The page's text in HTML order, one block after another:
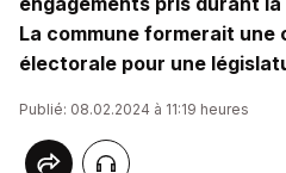
La commune formerait
électorale pour une
Publié: 08.02.2024 à 11:19 heures